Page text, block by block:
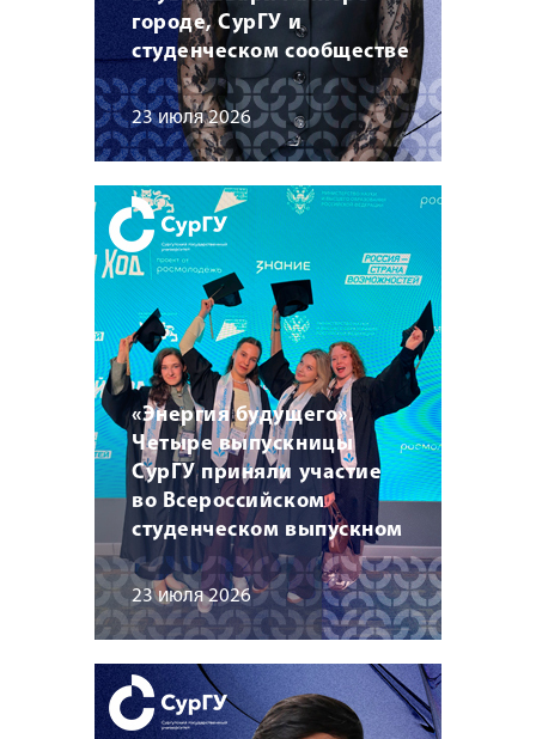
городе, СурГУ и
студенческом сообществе
23 июля 2026
«Энергия будущего».
Четыре выпускницы
СурГУ приняли участие
во Всероссийском
студенческом выпускном
23 июля 2026